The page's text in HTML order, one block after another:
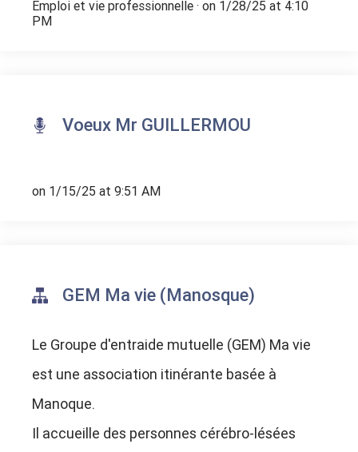
Emploi et vie professionnelle · on 1/28/25 at 4:10
PM
Voeux Mr GUILLERMOU
on 1/15/25 at 9:51 AM
GEM Ma vie (Manosque)
Le Groupe d'entraide mutuelle (GEM) Ma vie
est une association itinérante basée à
Manoque.
Il accueille des personnes cérébro-lésées